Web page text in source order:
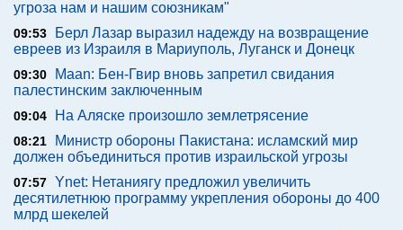
угроза нам и нашим союзникам"
09:53
Берл Лазар выразил надежду на возвращение
евреев из Израиля в Мариуполь, Луганск и Донецк
09:30
Maan: Бен-Гвир вновь запретил свидания
палестинским заключенным
09:04 На Аляске произошло землетрясение
08:21
Министр обороны Пакистана: исламский мир
должен объединиться против израильской угрозы
07:57 Ynet: Нетаниягу предложил увеличить
десятилетнюю программу укрепления обороны до 400
млрд шекелей